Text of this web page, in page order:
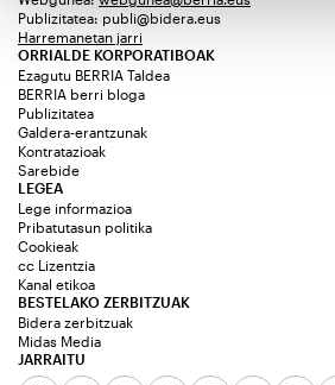
Publizitatea: publi@bidera.eus
Harremanetan jarri
ORRIALDE KORPORATIBOAK
Ezagutu BERRIA Taldea
BERRIA berri bloga
Publizitatea
Galdera-erantzunak
Kontratazioak
Sarebide
JARRAITU
LEGEA
Lege informazioa
Pribatutasun politika
Cookieak
cc Lizentzia
Kanal etikoa
BESTELAKO ZERBITZUAK
Bidera zerbitzuak
Midas Media